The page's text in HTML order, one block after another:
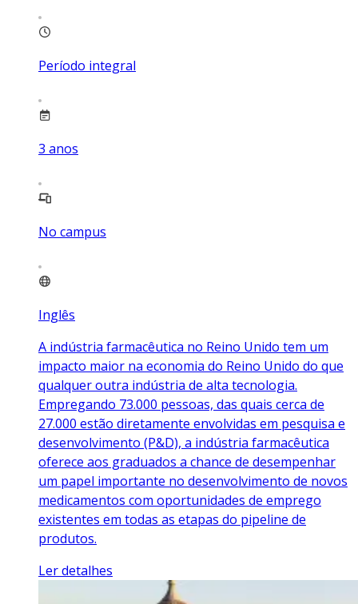
Período integral
3 anos
No campus
Inglês
A indústria farmacêutica no Reino Unido tem um
impacto maior na economia do Reino Unido do que
qualquer outra indústria de alta tecnologia.
Empregando 73.000 pessoas, das quais cerca de
27.000 estão diretamente envolvidas em pesquisa e
desenvolvimento (P&D), a indústria farmacêutica
oferece aos graduados a chance de desempenhar
um papel importante no desenvolvimento de novos
medicamentos com oportunidades de emprego
existentes em todas as etapas do pipeline de
produtos.
Ler detalhes